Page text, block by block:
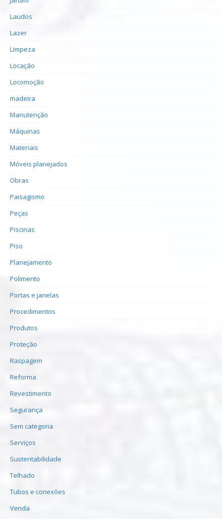
Laudos
Lazer
Limpeza
Locação
Locomoção
madeira
Manutenção
Máquinas
Materiais
Móveis planejados
Obras
Paisagismo
Peças
Piscinas
Piso
Planejamento
Polimento
Portas e janelas
Procedimentos
Produtos
Proteção
Raspagem
Reforma
Revestimento
Segurança
Sem categoria
Serviços
Sustentabilidade
Telhado
Tubos e conexões
Venda